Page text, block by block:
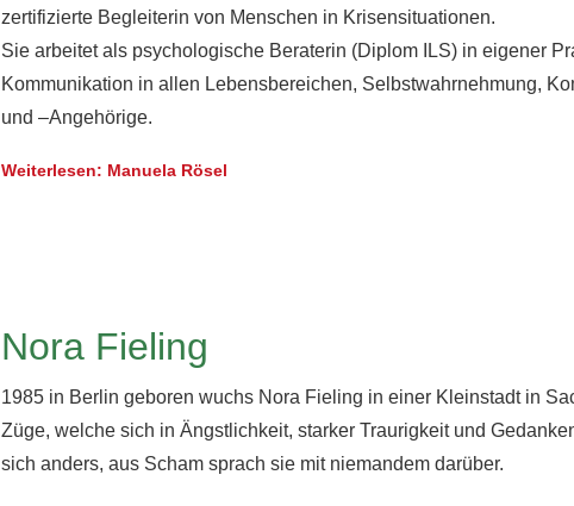
zertifizierte Begleiterin von Menschen in Krisensituationen.
Sie arbeitet als psychologische Beraterin (Diplom ILS) in eigener
Kommunikation in allen Lebensbereichen, Selbstwahrnehmung,
und –Angehörige.
Weiterlesen: Manuela Rösel
Nora Fieling
1985 in Berlin geboren wuchs Nora Fieling in einer Kleinstadt in
Züge, welche sich in Ängstlichkeit, starker Traurigkeit und
sich anders, aus Scham sprach sie mit niemandem darüber.